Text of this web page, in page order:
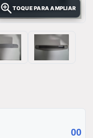
TOQUE PARA AMPLIAR
00